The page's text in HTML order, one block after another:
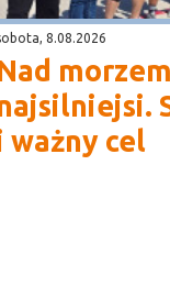
8.08.2026
ważny cel